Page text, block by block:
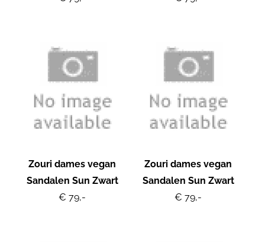
Zouri dames vegan
Sandalen Sun Zwart
€ 79,-
Zouri dames vegan
Sandalen Sun Zwart
€ 79,-